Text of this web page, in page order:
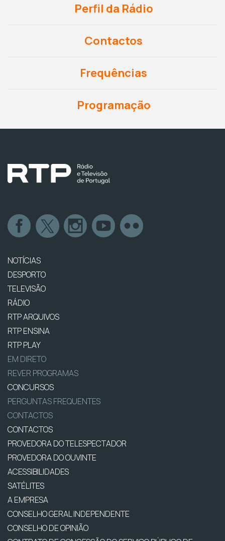
Perfil da Rádio
Contactos
Frequências
Programação
NOTÍCIAS
DESPORTO
TELEVISÃO
RÁDIO
RTP ARQUIVOS
RTP ENSINA
RTP PLAY
EM DIRETO
REVER PROGRAMAS
CONCURSOS
PERGUNTAS FREQUENTES
CONTACTOS
CONTACTOS
PROVEDORA DO TELESPECTADOR
PROVEDORA DO OUVINTE
ACESSIBILIDADES
SATÉLITES
A EMPRESA
CONSELHO GERAL INDEPENDENTE
CONSELHO DE OPINIÃO